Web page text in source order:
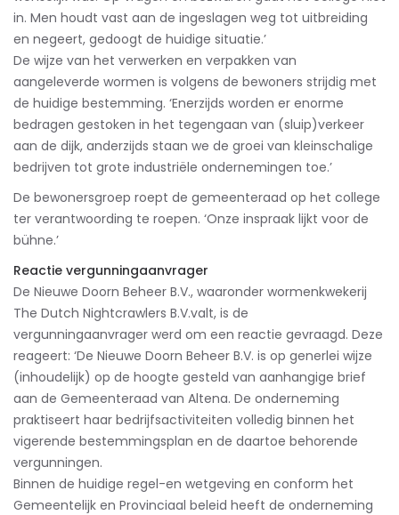
in. Men houdt vast aan de ingeslagen weg tot uitbreiding
en negeert, gedoogt de huidige situatie.’
De wijze van het verwerken en verpakken van
aangeleverde wormen is volgens de bewoners strijdig met
de huidige bestemming. ‘Enerzijds worden er enorme
bedragen gestoken in het tegengaan van (sluip)verkeer
aan de dijk, anderzijds staan we de groei van kleinschalige
bedrijven tot grote industriële ondernemingen toe.’
De bewonersgroep roept de gemeenteraad op het college
ter verantwoording te roepen. ‘Onze inspraak lijkt voor de
bühne.’
Reactie vergunningaanvrager
De Nieuwe Doorn Beheer B.V., waaronder wormenkwekerij
The Dutch Nightcrawlers B.V.valt, is de
vergunningaanvrager werd om een reactie gevraagd. Deze
reageert: ‘De Nieuwe Doorn Beheer B.V. is op generlei wijze
(inhoudelijk) op de hoogte gesteld van aanhangige brief
aan de Gemeenteraad van Altena. De onderneming
praktiseert haar bedrijfsactiviteiten volledig binnen het
vigerende bestemmingsplan en de daartoe behorende
vergunningen.
Binnen de huidige regel-en wetgeving en conform het
Gemeentelijk en Provinciaal beleid heeft de onderneming